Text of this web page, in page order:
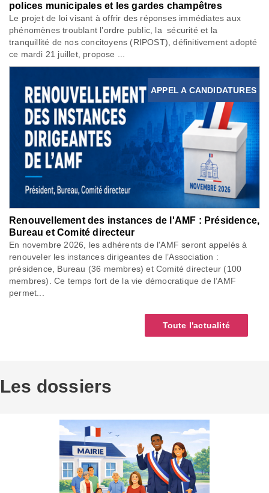
polices municipales et les gardes champêtres
Le projet de loi visant à offrir des réponses immédiates aux
phénomènes troublant l’ordre public, la sécurité et la
tranquillité de nos concitoyens (RIPOST), définitivement adopté
ce mardi 21 juillet, propose ...
APPEL A CANDIDATURES
Renouvellement des instances de l'AMF : Présidence,
Bureau et Comité directeur
En novembre 2026, les adhérents de l'AMF seront appelés à
renouveler les instances dirigeantes de l’Association :
présidence, Bureau (36 membres) et Comité directeur (100
membres). Ce temps fort de la vie démocratique de l’AMF
permet...
Toute l'actualité
Les dossiers